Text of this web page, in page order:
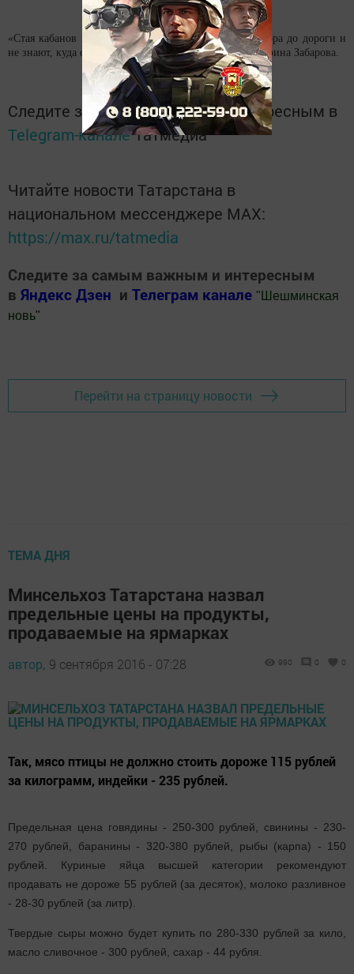
«Стая кабанов на улице Саид-Галеева! Бегают от забора до дороги и
не знают, куда спрятаться», - написала жительница Карина Забарова.
Следите за самым важным и интересным в
Telegram-каналеТатмедиа
Читайте новости Татарстана в
национальном мессенджере MАХ:
https://max.ru/tatmedia
Следите за самым важным и интересным
в Яндекс Дзен и Телеграм канале " Шешминская
новь"
Перейти на страницу новости
ТЕМА ДНЯ
Минсельхоз Татарстана назвал
предельные цены на продукты,
продаваемые на ярмарках
автор, 9 сентября 2016 - 07:28 990 0 0
Так, мясо птицы не должно стоить дороже 115 рублей
за килограмм, индейки - 235 рублей.
Предельная цена говядины - 250-300 рублей, свинины - 230-
270 рублей, баранины - 320-380 рублей, рыбы (карпа) - 150
рублей. Куриные яйца высшей категории рекомендуют
продавать не дороже 55 рублей (за десяток), молоко разливное
- 28-30 рублей (за литр).
Твердые сыры можно будет купить по 280-330 рублей за кило,
масло сливочное - 300 рублей, сахар - 44 рубля.